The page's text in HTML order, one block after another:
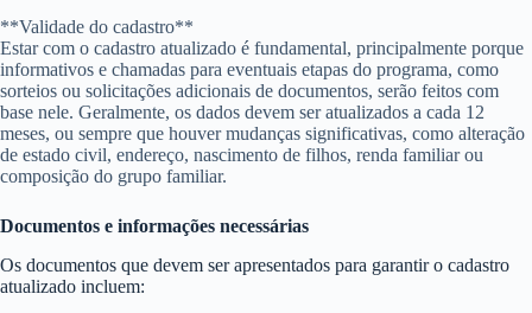
**Validade do cadastro**
Estar com o cadastro atualizado é fundamental, principalmente porque
informativos e chamadas para eventuais etapas do programa, como
sorteios ou solicitações adicionais de documentos, serão feitos com
base nele. Geralmente, os dados devem ser atualizados a cada 12
meses, ou sempre que houver mudanças significativas, como alteração
de estado civil, endereço, nascimento de filhos, renda familiar ou
composição do grupo familiar.
Documentos e informações necessárias
Os documentos que devem ser apresentados para garantir o cadastro
atualizado incluem: